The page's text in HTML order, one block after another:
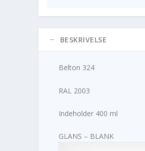
BESKRIVELSE
Belton 324
RAL 2003
Indeholder 400 ml
GLANS – BLANK